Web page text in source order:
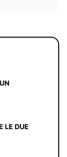
LE DUE